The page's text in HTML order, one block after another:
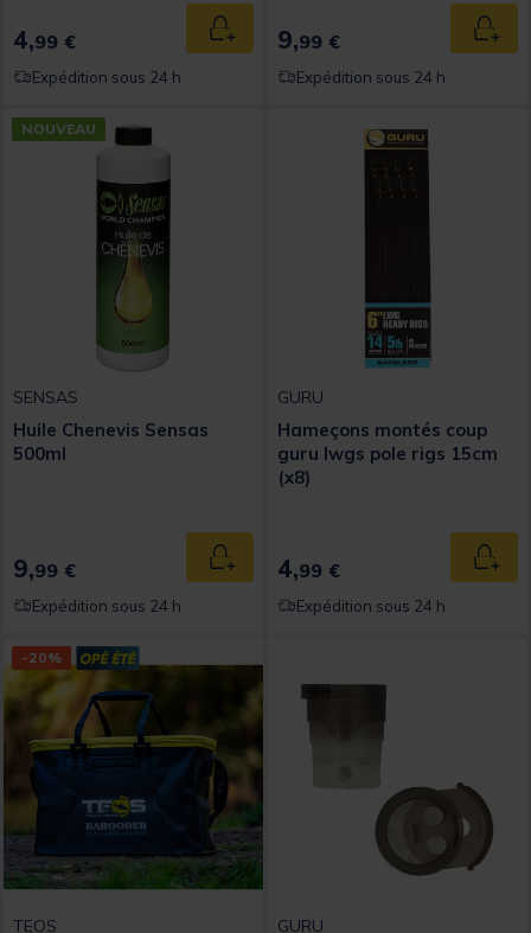
4,99 € Ajouter au panier
Expédition sous 24 h
9,99 €
Expédition sous 24 h
NOUVEAU
SENSAS
Huile Chenevis Sensas
500ml
9,99 € Ajouter au panier
Expédition sous 24 h
GURU
Hameçons montés coup
guru lwgs pole rigs 15cm
(x8)
4,99 €
Expédition sous 24 h
-20%
TEOS GURU